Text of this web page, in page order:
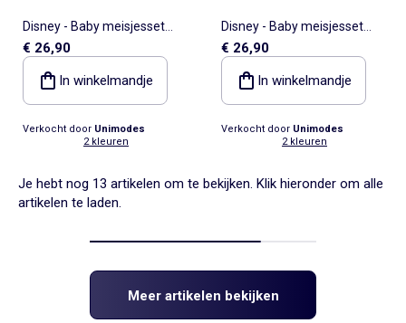
Disney - Baby meisjesset
Stitch
€ 26,90
In winkelmandje
Verkocht door Unimodes
2 kleuren
Disney - Baby meisjesset
Stitch
€ 26,90
In winkelmandje
Verkocht door Unimodes
2 kleuren
Je hebt nog 13 artikelen om te bekijken. Klik hieronder om alle
artikelen te laden.
Meer artikelen bekijken